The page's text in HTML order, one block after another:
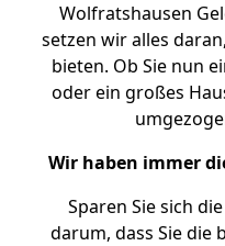
Wolfratshausen
setzen wir alles
bieten. Ob Sie nun
oder ein großes
Wir haben immer
Sparen Sie sich
darum, dass Sie die